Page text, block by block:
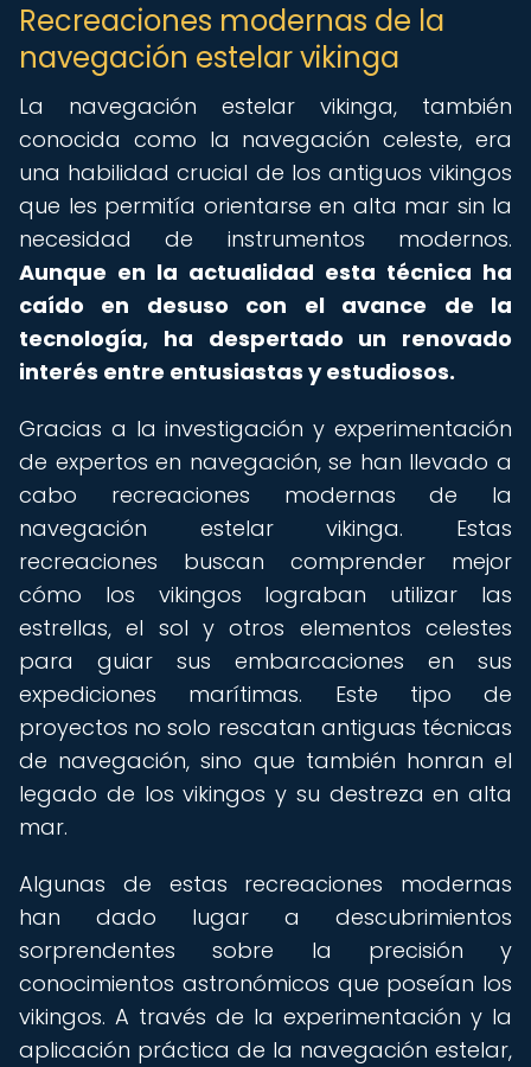
Recreaciones modernas de la
navegación estelar vikinga
La navegación estelar vikinga, también
conocida como la navegación celeste, era
una habilidad crucial de los antiguos vikingos
que les permitía orientarse en alta mar sin la
necesidad de instrumentos modernos.
Aunque en la actualidad esta técnica ha
caído en desuso con el avance de la
tecnología, ha despertado un renovado
interés entre entusiastas y estudiosos.
Gracias a la investigación y experimentación
de expertos en navegación, se han llevado a
cabo recreaciones modernas de la
navegación estelar vikinga. Estas
recreaciones buscan comprender mejor
cómo los vikingos lograban utilizar las
estrellas, el sol y otros elementos celestes
para guiar sus embarcaciones en sus
expediciones marítimas. Este tipo de
proyectos no solo rescatan antiguas técnicas
de navegación, sino que también honran el
legado de los vikingos y su destreza en alta
mar.
Algunas de estas recreaciones modernas
han dado lugar a descubrimientos
sorprendentes sobre la precisión y
conocimientos astronómicos que poseían los
vikingos. A través de la experimentación y la
aplicación práctica de la navegación estelar,